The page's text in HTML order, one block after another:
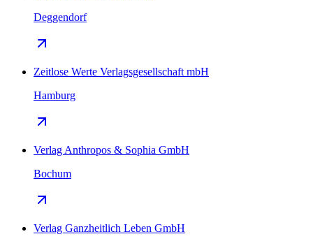
Deggendorf
Zeitlose Werte Verlagsgesellschaft mbH
Hamburg
Verlag Anthropos & Sophia GmbH
Bochum
Verlag Ganzheitlich Leben GmbH